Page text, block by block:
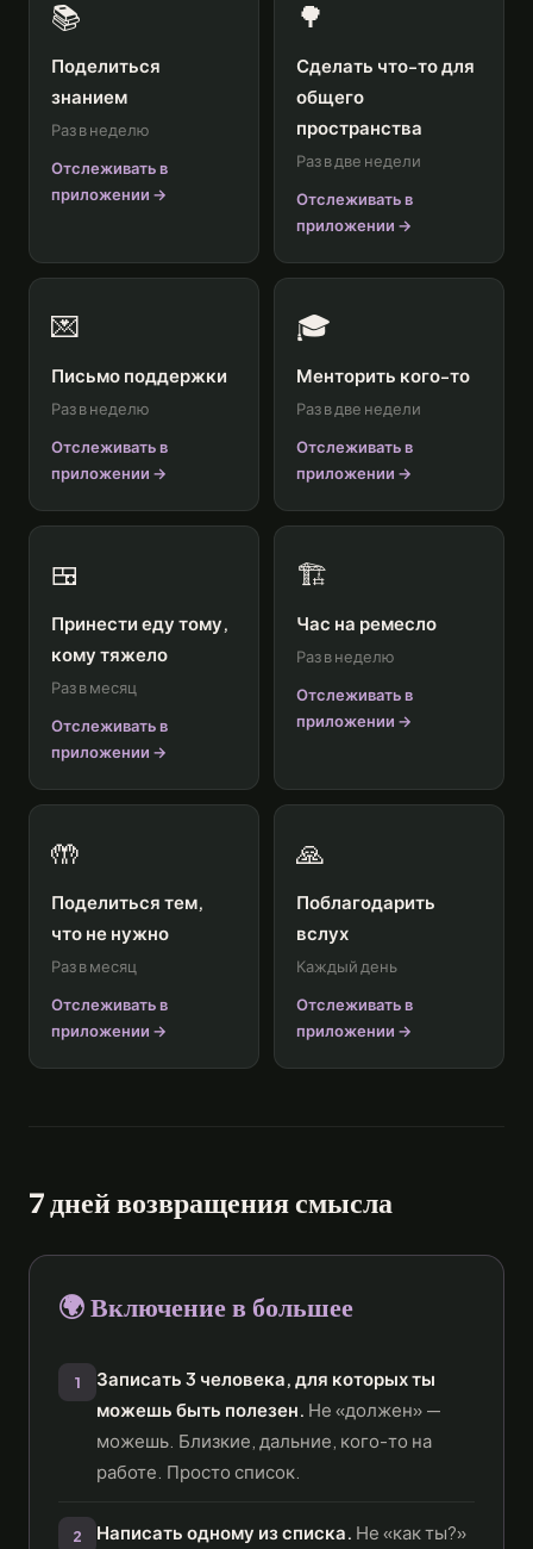
📚
Поделиться
знанием
Раз в неделю
Отслеживать в
приложении →
🌳
Сделать что-то для
общего
пространства
Раз в две недели
Отслеживать в
приложении →
💌
Письмо поддержки
Раз в неделю
Отслеживать в
приложении →
🎓
Менторить кого-то
Раз в две недели
Отслеживать в
приложении →
🍱
Принести еду тому,
кому тяжело
Раз в месяц
Отслеживать в
приложении →
🏗️
Час на ремесло
Раз в неделю
Отслеживать в
приложении →
🤲
Поделиться тем,
что не нужно
Раз в месяц
Отслеживать в
приложении →
🙏
Поблагодарить
вслух
Каждый день
Отслеживать в
приложении →
7 дней возвращения смысла
🌍 Включение в большее
1
Записать 3 человека, для которых ты
можешь быть полезен. Не «должен» —
можешь. Близкие, дальние, кого-то на
работе. Просто список.
2 Написать одному из списка. Не «как ты?»